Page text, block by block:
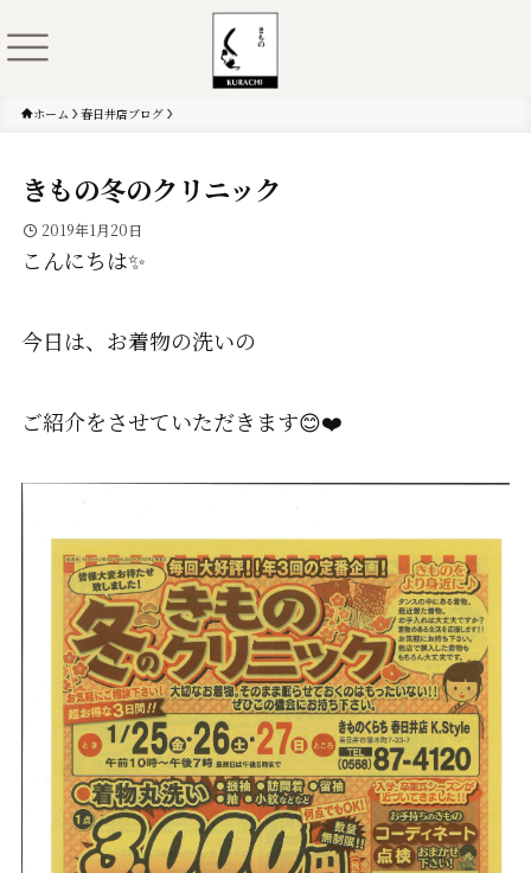
ホーム 春日井店ブログ
きもの冬のクリニック
2019年1月20日
こんにちは✨
今日は、お着物の洗いの
ご紹介をさせていただきます😊❤️